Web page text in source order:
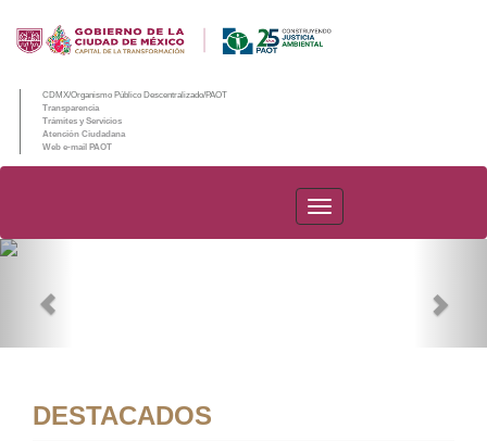
CDMX/Organismo Público Descentralizado/PAOT
Transparencia
Trámites y Servicios
Atención Ciudadana
Web e-mail PAOT
PAOT
DESTACADOS